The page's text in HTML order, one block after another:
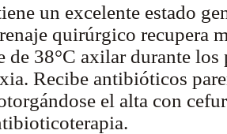
un excelente estado
quirúrgico recupera
de 38°C axilar durante los
Recibe antibióticos
el alta con